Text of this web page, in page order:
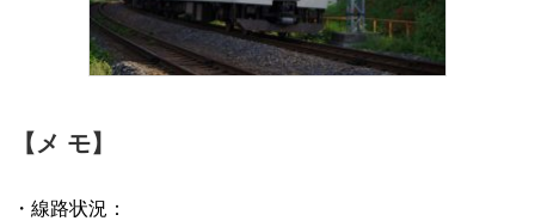
【メ モ】
・線路状況：